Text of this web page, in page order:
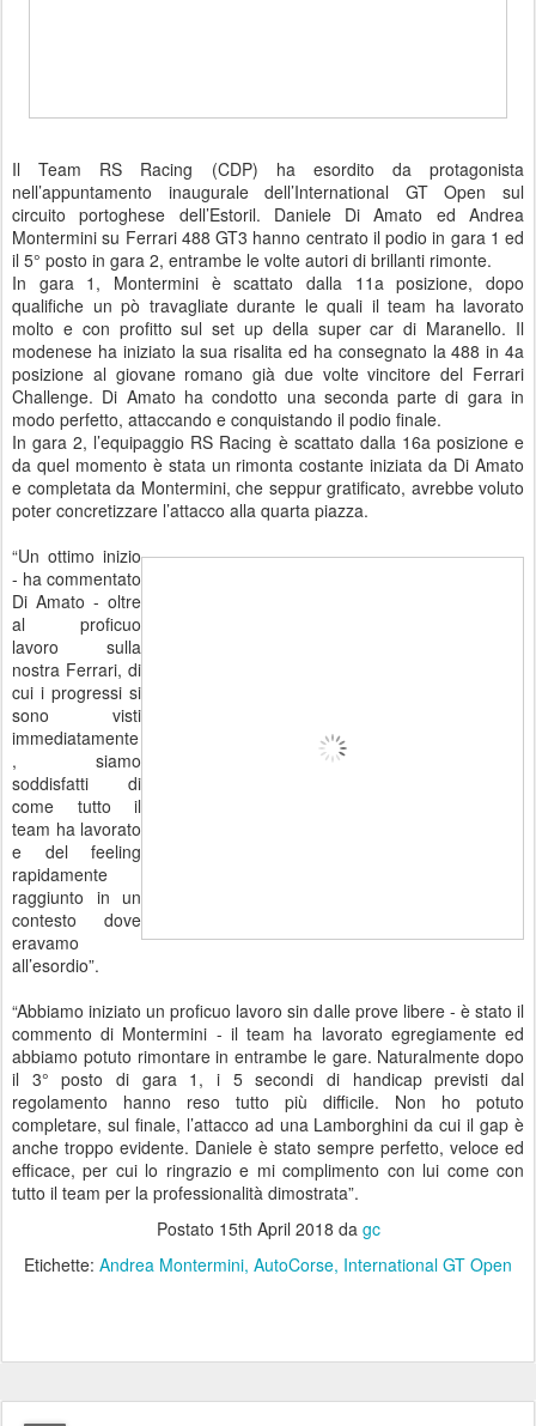
Il Team RS Racing (CDP) ha esordito da protagonista
nell’appuntamento inaugurale dell’International GT Open sul
circuito portoghese dell’Estoril. Daniele Di Amato ed Andrea
Montermini su Ferrari 488 GT3 hanno centrato il podio in gara 1 ed
il 5° posto in gara 2, entrambe le volte autori di brillanti rimonte.
In gara 1, Montermini è scattato dalla 11a posizione, dopo
qualifiche un pò travagliate durante le quali il team ha lavorato
molto e con profitto sul set up della super car di Maranello. Il
modenese ha iniziato la sua risalita ed ha consegnato la 488 in 4a
posizione al giovane romano già due volte vincitore del Ferrari
Challenge. Di Amato ha condotto una seconda parte di gara in
modo perfetto, attaccando e conquistando il podio finale.
In gara 2, l’equipaggio RS Racing è scattato dalla 16a posizione e
da quel momento è stata un rimonta costante iniziata da Di Amato
e completata da Montermini, che seppur gratificato, avrebbe voluto
poter concretizzare l’attacco alla quarta piazza.
“Un ottimo inizio
- ha commentato
Di Amato - oltre
al proficuo
lavoro sulla
nostra Ferrari, di
cui i progressi si
sono visti
immediatamente
, siamo
soddisfatti di
come tutto il
team ha lavorato
e del feeling
rapidamente
raggiunto in un
contesto dove
eravamo
all’esordio”.
“Abbiamo iniziato un proficuo lavoro sin dalle prove libere - è stato il
commento di Montermini - il team ha lavorato egregiamente ed
abbiamo potuto rimontare in entrambe le gare. Naturalmente dopo
il 3° posto di gara 1, i 5 secondi di handicap previsti dal
regolamento hanno reso tutto più difficile. Non ho potuto
completare, sul finale, l’attacco ad una Lamborghini da cui il gap è
anche troppo evidente. Daniele è stato sempre perfetto, veloce ed
efficace, per cui lo ringrazio e mi complimento con lui come con
tutto il team per la professionalità dimostrata”.
Postato 15th April 2018 da gc
Etichette: Andrea Montermini AutoCorse International GT Open